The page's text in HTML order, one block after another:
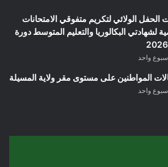
الحفل الولائي لتكريم متفوقي الامتحانات
لشهادتي البكالوريا والتعليم المتوسط دورة
واحد
المواطنين على مستوى مقر ولاية المسيلة
واحد